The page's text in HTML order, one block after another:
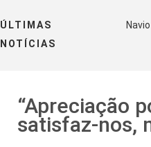
ÚLTIMAS
NOTÍCIAS
“Apreciação
satisfaz-nos,